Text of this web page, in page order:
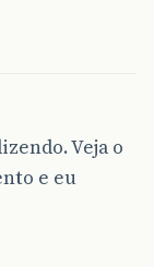
Veja o
e eu